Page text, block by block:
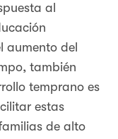
al
aumento del
también
temprano es
estas
de alto